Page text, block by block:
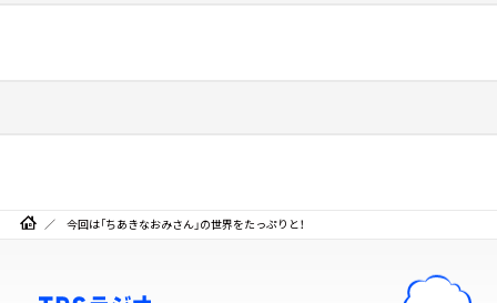
今回は「ちあきなおみさん」の世界をたっぷりと！